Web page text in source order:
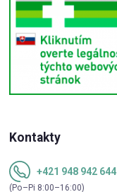
Kontakty
+421 948 942 644
(Po–Pi 8:00–16:00)